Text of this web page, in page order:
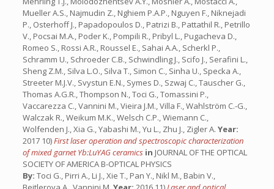
Mueller A.S., Najmudin Z., Nghiem P.A.P., Nguyen F., Niknejadi
P., Osterhoff J., Papadopoulos D., Patrizi B., Pattathil R., Petrillo
V., Pocsai M.A., Poder K., Pompili R., Pribyl L., Pugacheva D.,
Romeo S., Rossi A.R., Roussel E., Sahai A.A., Scherkl P.,
Schramm U., Schroeder C.B., Schwindling J., Scifo J., Serafini L.,
Sheng Z.M., Silva L.O., Silva T., Simon C., Sinha U., Specka A.,
Streeter M.J.V., Svystun E.N., Symes D., Szwaj C., Tauscher G.,
Thomas A.G.R., Thompson N., Toci G., Tomassini P.,
Vaccarezza C., Vannini M., Vieira J.M., Villa F., Wahlström C.-G.,
Walczak R., Weikum M.K., Welsch C.P., Wiemann C.,
Wolfenden J., Xia G., Yabashi M., Yu L., Zhu J., Zigler A. Year:
2017 10)First laser operation and spectroscopic characterization
of mixed garnet Yb:LuYAG ceramics in JOURNAL OF THE OPTICAL
SOCIETY OF AMERICA B-OPTICAL PHYSICS
By: Toci G., Pirri A., Li J., Xie T., Pan Y., Nikl M., Babin V.,